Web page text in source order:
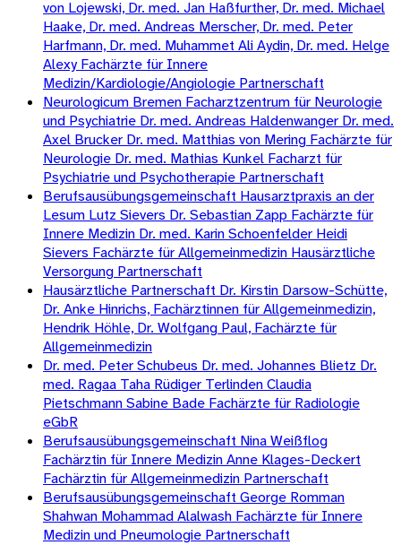
von Lojewski, Dr. med. Jan Haßfurther, Dr. med. Michael
Haake, Dr. med. Andreas Merscher, Dr. med. Peter
Harfmann, Dr. med. Muhammet Ali Aydin, Dr. med. Helge
Alexy Fachärzte für Innere
Medizin/Kardiologie/Angiologie Partnerschaft
Neurologicum Bremen Facharztzentrum für Neurologie
und Psychiatrie Dr. med. Andreas Haldenwanger Dr. med.
Axel Brucker Dr. med. Matthias von Mering Fachärzte für
Neurologie Dr. med. Mathias Kunkel Facharzt für
Psychiatrie und Psychotherapie Partnerschaft
Berufsausübungsgemeinschaft Hausarztpraxis an der
Lesum Lutz Sievers Dr. Sebastian Zapp Fachärzte für
Innere Medizin Dr. med. Karin Schoenfelder Heidi
Sievers Fachärzte für Allgemeinmedizin Hausärztliche
Versorgung Partnerschaft
Hausärztliche Partnerschaft Dr. Kirstin Darsow-Schütte,
Dr. Anke Hinrichs, Fachärztinnen für Allgemeinmedizin,
Hendrik Höhle, Dr. Wolfgang Paul, Fachärzte für
Allgemeinmedizin
Dr. med. Peter Schubeus Dr. med. Johannes Blietz Dr.
med. Ragaa Taha Rüdiger Terlinden Claudia
Pietschmann Sabine Bade Fachärzte für Radiologie
eGbR
Berufsausübungsgemeinschaft Nina Weißflog
Fachärztin für Innere Medizin Anne Klages-Deckert
Fachärztin für Allgemeinmedizin Partnerschaft
Berufsausübungsgemeinschaft George Romman
Shahwan Mohammad Alalwash Fachärzte für Innere
Medizin und Pneumologie Partnerschaft